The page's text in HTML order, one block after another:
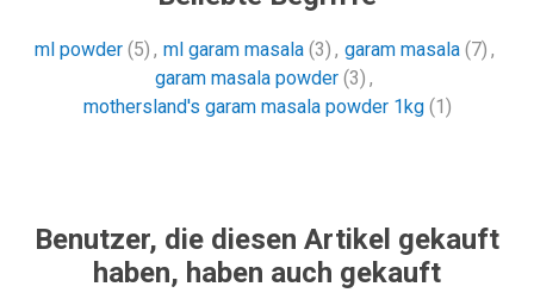
ml powder (5) , ml garam masala (3) , garam masala (7) ,
garam masala powder (3) ,
mothersland's garam masala powder 1kg (1)
Benutzer, die diesen Artikel gekauft
haben, haben auch gekauft